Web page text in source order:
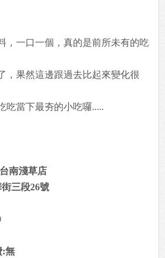
，一口一個，真的是前所未有的吃
，果然這邊跟過去比起來變化很
吃當下最夯的小吃囉.....
南淺草店
三段26號
:無